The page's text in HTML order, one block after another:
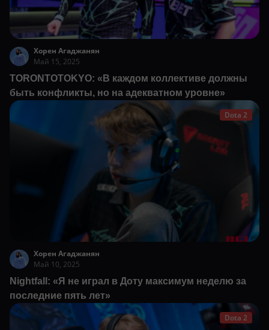
Хорен Агаджанян
Май 15, 2025
TORONTOTOKYO: «В каждом коллективе должны
быть конфликты, но на адекватном уровне»
Dota 2
Хорен Агаджанян
Май 10, 2025
Nightfall: «Я не играл в Доту максимум неделю за
последние пять лет»
Dota 2